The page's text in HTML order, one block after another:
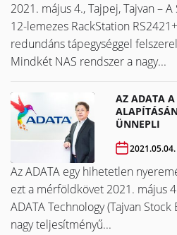
2021. május 4., Tajpej, Tajvan –
12-lemezes RackStation
redundáns tápegységgel
Mindkét NAS rendszer a nagy...
AZ ADATA
ÜNNEPLI
2021.05.04.
Az ADATA egy hihetetlen
ezt a mérföldkövet ​​​​​​​2021. május
ADATA Technology (Tajvan Stock
nagy teljesítményű...